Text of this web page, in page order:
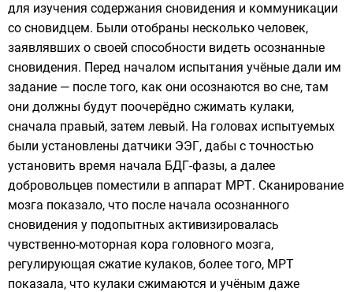
для изучения содержания сновидения и коммуникации
со сновидцем. Были отобраны несколько человек,
заявлявших о своей способности видеть осознанные
сновидения. Перед началом испытания учёные дали им
задание — после того, как они осознаются во сне, там
они должны будут поочерёдно сжимать кулаки,
сначала правый, затем левый. На головах испытуемых
были установлены датчики ЭЭГ, дабы с точностью
установить время начала БДГ-фазы, а далее
добровольцев поместили в аппарат МРТ. Сканирование
мозга показало, что после начала осознанного
сновидения у подопытных активизировалась
чувственно-моторная кора головного мозга,
регулирующая сжатие кулаков, более того, МРТ
показала, что кулаки сжимаются и учёным даже